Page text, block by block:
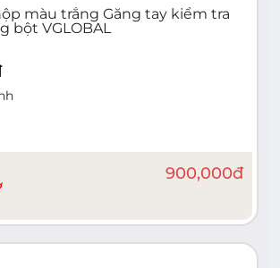
màu trắng Găng tay kiểm tra
bột VGLOBAL
900,000đ